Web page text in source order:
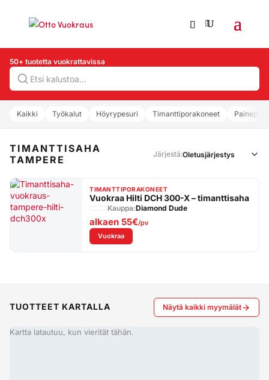
Hae
50+ tuotetta vuokrattavissa
Kaikki Työkalut Höyrypesuri Timanttiporakoneet
TIMANTTISAHA
TAMPERE
Järjestä:
TIMANTTIPORAKONEET
Vuokraa Hilti DCH 300-X – timanttisaha
Kauppa:Diamond Dude
alkaen 55€/pv
Vuokraa: Vuokraa Hilti DCH 300-X – timanttisaha
TUOTTEET KARTALLA Näytä kaikki myymälät
Kartta latautuu, kun vierität tähän.